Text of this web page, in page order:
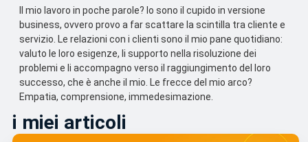
Il mio lavoro in poche parole? Io sono il cupido in versione
business, ovvero provo a far scattare la scintilla tra cliente e
servizio. Le relazioni con i clienti sono il mio pane quotidiano:
valuto le loro esigenze, li supporto nella risoluzione dei
problemi e li accompagno verso il raggiungimento del loro
successo, che è anche il mio. Le frecce del mio arco?
Empatia, comprensione, immedesimazione.
i miei articoli